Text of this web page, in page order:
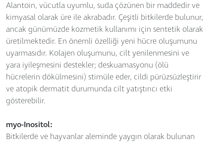
Alantoin, vücutla uyumlu, suda çözünen bir maddedir ve
kimyasal olarak üre ile akrabadır. Çeşitli bitkilerde bulunur,
ancak günümüzde kozmetik kullanımı için sentetik olarak
üretilmektedir. En önemli özelliği yeni hücre oluşumunu
uyarmasıdır. Kolajen oluşumunu, cilt yenilenmesini ve
yara iyileşmesini destekler; deskuamasyonu (ölü
hücrelerin dökülmesini) stimüle eder, cildi pürüzsüzleştirir
ve atopik dermatit durumunda cilt yatıştırıcı etki
gösterebilir.
myo-Inositol:
Bitkilerde ve hayvanlar aleminde yaygın olarak bulunan